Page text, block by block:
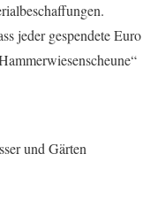
jeder gespendete Euro
und Gärten